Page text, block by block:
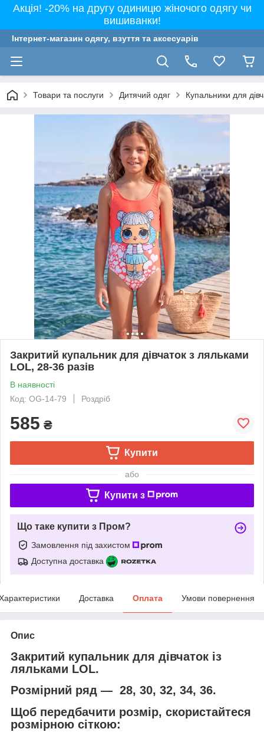
Акція! -20% на другу одиницю жіночого одягу чи
вишиванки!
Інтернет-магазин одягу, взуття та аксесуарів
Товари та послуги Дитячий одяг Купальники для
Закритий купальник для дівчаток з ляльками
LOL, 28-36 разів
В наявності
Код: OG-14-79
Роздріб
585 ₴
Купити
або
Купити з
Що таке купити з Пром?
Замовлення під захистом
Доступна доставка
Доставка Оплата Умови повернення
Опис
Закритий купальник для дівчаток із
ляльками LOL.
Розмірний ряд — 28, 30, 32, 34, 36.
Щоб передбачити розмір, скористайтеся
розмірною сіткою: